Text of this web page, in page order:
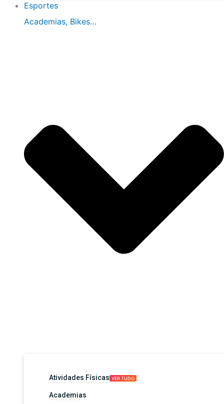
Esportes
Academias, Bikes…
Atividades Físicas VER TUDO
Academias